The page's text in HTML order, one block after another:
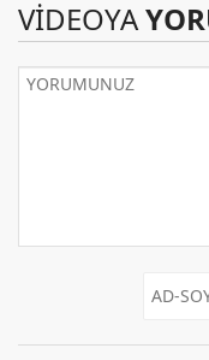
VİDEOYA